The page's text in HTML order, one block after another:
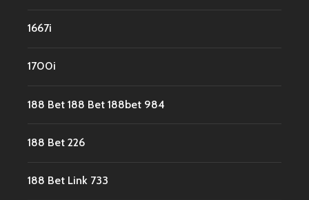
1667i
1700i
188 Bet 188 Bet 188bet 984
188 Bet 226
188 Bet Link 733